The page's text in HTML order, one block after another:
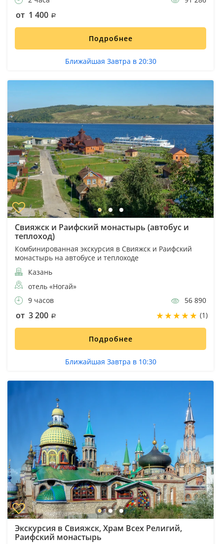
от 1 400
Подробнее
Ближайшая Завтра в 20:30
Свияжск и Раифский монастырь (автобус и
теплоход)
Комбинированная экскурсия в Свияжск и Раифский
монастырь на автобусе и теплоходе
Казань
отель «Ногай»
9 часов
56 890
от 3 200 (1)
Подробнее
Ближайшая Завтра в 10:30
Экскурсия в Свияжск, Храм Всех Религий,
Раифский монастырь